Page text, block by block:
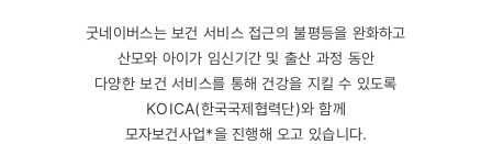
굿네이버스는 보건 서비스 접근의 불평등을 완화하고
산모와 아이가 임신기간 및 출산 과정 동안
다양한 보건 서비스를 통해 건강을 지킬 수 있도록
KOICA(한국국제협력단)와 함께
모자보건사업*을 진행해 오고 있습니다.